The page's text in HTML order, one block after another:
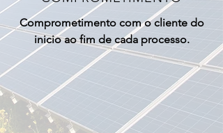
Comprometimento com o cliente do
inicio ao fim de cada processo.